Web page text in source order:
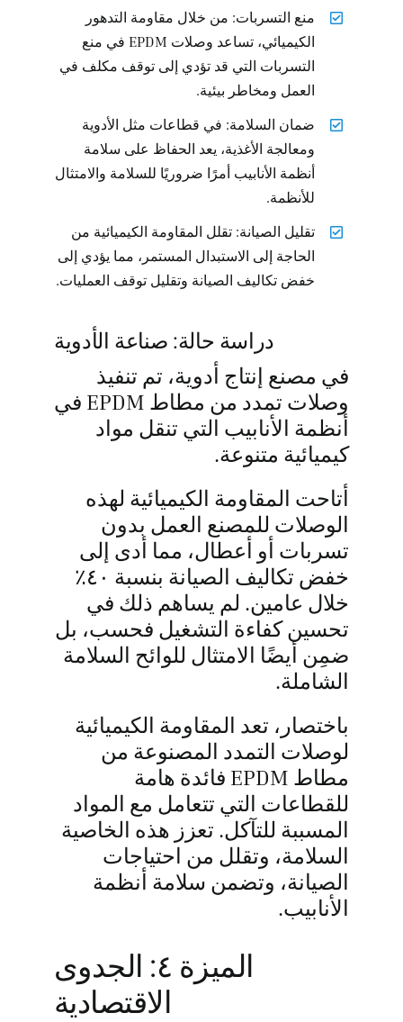
منع التسربات: من خلال مقاومة التدهور
الكيميائي، تساعد وصلات EPDM في منع
التسربات التي قد تؤدي إلى توقف مكلف في
العمل ومخاطر بيئية.
ضمان السلامة: في قطاعات مثل الأدوية
ومعالجة الأغذية، يعد الحفاظ على سلامة
أنظمة الأنابيب أمرًا ضروريًا للسلامة والامتثال
للأنظمة.
تقليل الصيانة: تقلل المقاومة الكيميائية من
الحاجة إلى الاستبدال المستمر، مما يؤدي إلى
خفض تكاليف الصيانة وتقليل توقف العمليات.
دراسة حالة: صناعة الأدوية
في مصنع إنتاج أدوية، تم تنفيذ
وصلات تمدد من مطاط EPDM في
أنظمة الأنابيب التي تنقل مواد
كيميائية متنوعة.
أتاحت المقاومة الكيميائية لهذه
الوصلات للمصنع العمل بدون
تسربات أو أعطال، مما أدى إلى
خفض تكاليف الصيانة بنسبة ٤٠٪
خلال عامين. لم يساهم ذلك في
تحسين كفاءة التشغيل فحسب، بل
ضمِن أيضًا الامتثال للوائح السلامة
الشاملة.
باختصار، تعد المقاومة الكيميائية
لوصلات التمدد المصنوعة من
مطاط EPDM فائدة هامة
للقطاعات التي تتعامل مع المواد
المسببة للتآكل. تعزز هذه الخاصية
السلامة، وتقلل من احتياجات
الصيانة، وتضمن سلامة أنظمة
الأنابيب.
الميزة ٤: الجدوى
الاقتصادية